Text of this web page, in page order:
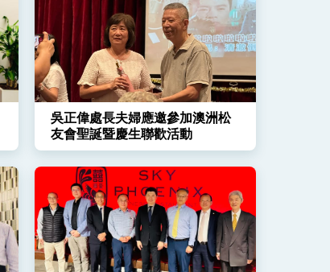
吳正偉處長夫婦應邀參加澳洲松
友會聖誕暨慶生聯歡活動